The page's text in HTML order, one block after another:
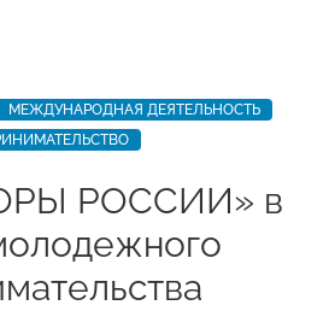
МЕЖДУНАРОДНАЯ ДЕЯТЕЛЬНОСТЬ
РОССИИ» в